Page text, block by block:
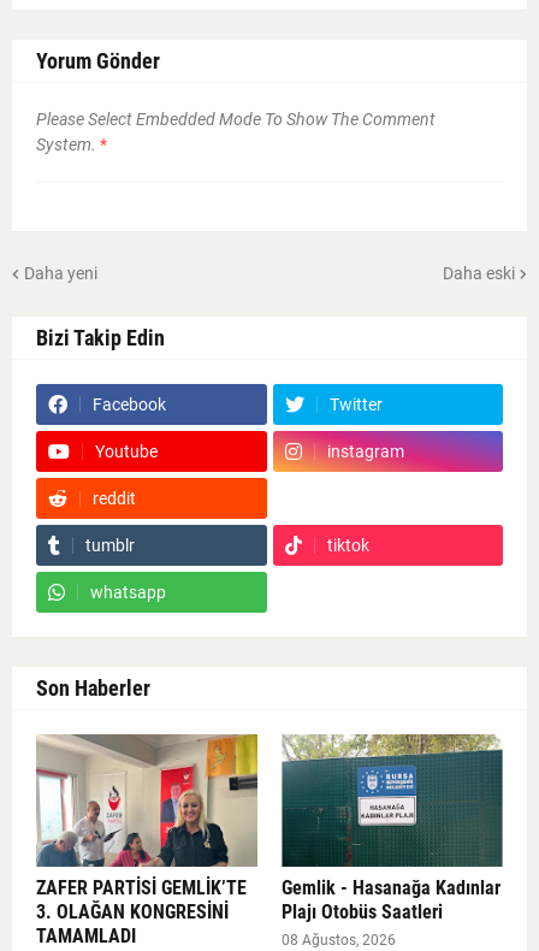
Yorum Gönder
Please Select Embedded Mode To Show The Comment
System. *
Daha yeni Daha eski
Bizi Takip Edin
Facebook Twitter
Youtube instagram
reddit
tumblr tiktok
whatsapp
Son Haberler
ZAFER PARTİSİ GEMLİK’TE
3. OLAĞAN KONGRESİNİ
TAMAMLADI
Gemlik - Hasanağa Kadınlar
Plajı Otobüs Saatleri
08 Ağustos, 2026